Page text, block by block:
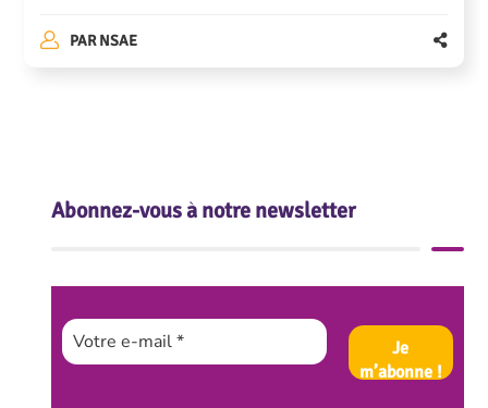
PARNSAE
Abonnez-vous à notre newsletter